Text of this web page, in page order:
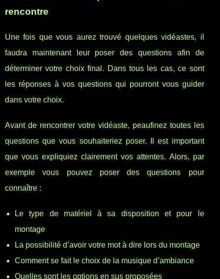
rencontre
Une fois que vous aurez trouvé quelques vidéastes, il
faudra maintenant leur poser des questions afin de
déterminer votre choix final. Dans tous les cas, ce sont
les réponses à vos questions qui pourront vous guider
dans votre choix.
Avant de rencontrer votre vidéaste, peaufinez toutes les
questions que vous souhaiteriez poser. Il est important
que vous expliquiez clairement vos attentes. Alors, par
exemple vous pouvez poser des questions pour
connaître :
Le type de matériel à sa disposition et pour le
montage
La possibilité d’avoir votre mot à dire lors du montage
Comment se fait le choix de la musique d’ambiance
Quelles sont les options en sus proposées